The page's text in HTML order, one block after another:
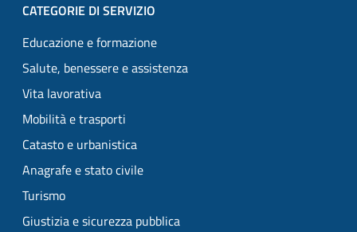
CATEGORIE DI SERVIZIO
Educazione e formazione
Salute, benessere e assistenza
Vita lavorativa
Mobilità e trasporti
Catasto e urbanistica
Anagrafe e stato civile
Turismo
Giustizia e sicurezza pubblica